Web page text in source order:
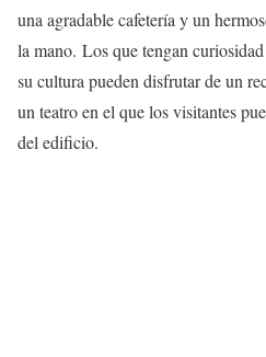
una agradable cafetería y un
la mano. Los que tengan
su cultura pueden disfrutar de un
un teatro en el que los visitantes
del edificio.